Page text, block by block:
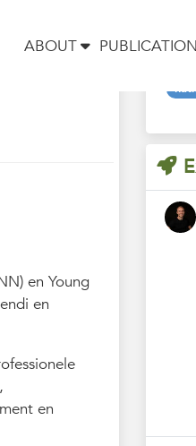
ABOUT
en Young
en
en